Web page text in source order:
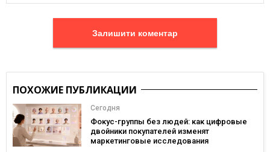
Залишити коментар
ПОХОЖИЕ ПУБЛИКАЦИИ
Сегодня
Фокус-группы без людей: как цифровые
двойники покупателей изменят
маркетинговые исследования